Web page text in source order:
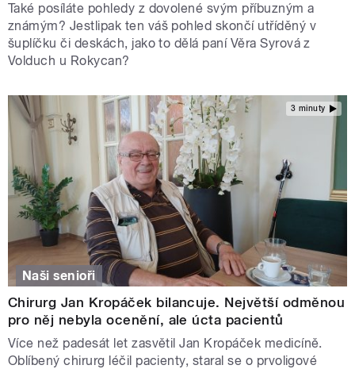
Také posíláte pohledy z dovolené svým příbuzným a
známým? Jestlipak ten váš pohled skončí utříděný v
šuplíčku či deskách, jako to dělá paní Věra Syrová z
Volduch u Rokycan?
3 minuty
Naši senioři
Chirurg Jan Kropáček bilancuje. Největší odměnou
pro něj nebyla ocenění, ale úcta pacientů
Více než padesát let zasvětil Jan Kropáček medicíně.
Oblíbený chirurg léčil pacienty, staral se o prvoligové